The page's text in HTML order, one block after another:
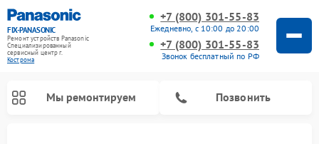
FIX-PANASONIC
Ремонт устройств Panasonic
Специализированный
cервисный центр г.
Кострома
+7 (800) 301-55-83
Ежедневно, с 10:00 до 20:00
+7 (800) 301-55-83
Звонок бесплатный по РФ
Мы ремонтируем Позвонить